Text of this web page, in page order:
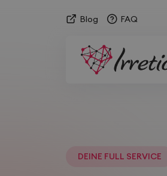
Blog FAQ
DEINE FULL SERVICE